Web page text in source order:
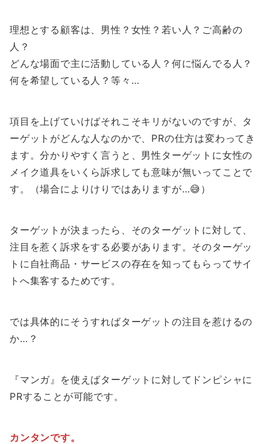
理想とする顧客は、男性？女性？若い人？ご高齢の
人？
どんな場面で主に活動している人？何に悩んでる人？
何を希望している人？等々…
項目を上げていけばそれこそキリがないのですが、タ
ーゲットがどんな人なのかで、PRの仕方は変わってき
ます。分かりやすく言うと、男性ターゲットに女性の
メイク道具をいくら訴求しても意味が無いってことで
す。（場合によりけりではありますが…😅）
ターゲットが決まったら、そのターゲットに対して、
注目を惹く訴求をする必要があります。そのターゲッ
トに自社商品・サービスの存在を知ってもらってサイ
トへ集客するためです。
では具体的にそうすればターゲットの注目を惹けるの
か…？
『マンガ』を使えばターゲットに対してドンピシャに
PRすることが可能です。
カンタンです。